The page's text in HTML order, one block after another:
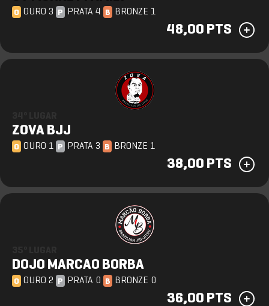
O OURO 3 P PRATA 4 B BRONZE 1
48,00 PTS
ZOVA BJJ
O OURO 1 P PRATA 3 B BRONZE 1
38,00 PTS
DOJO MARCAO BORBA
O OURO 2 P PRATA 0 B BRONZE 0
36,00 PTS